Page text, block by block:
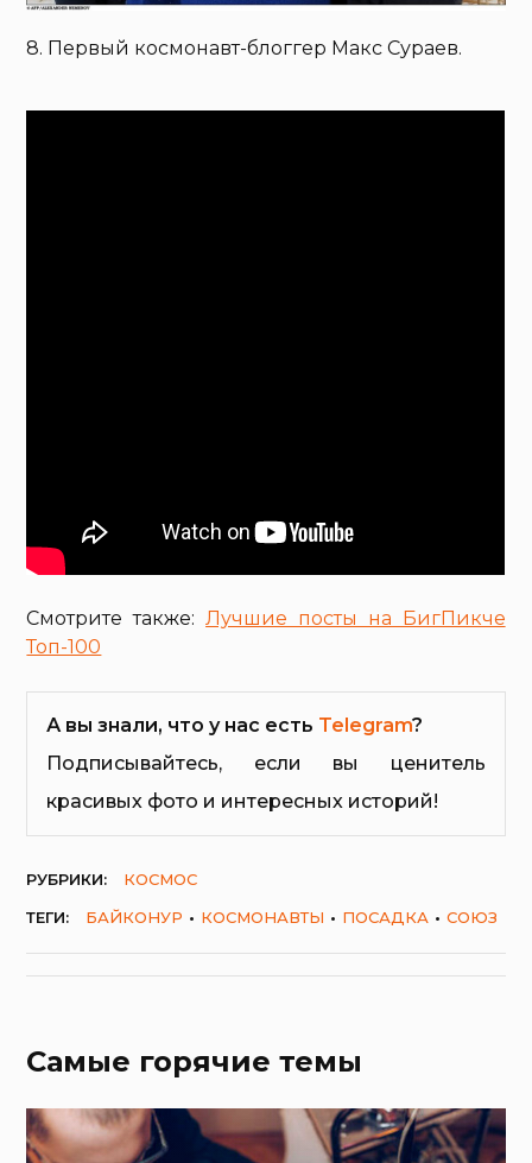
8. Первый космонавт-блоггер Макс Сураев.
Смотрите также:Лучшие посты на БигПикче
Топ-100
А вы знали, что у нас есть Telegram?
Подписывайтесь, если вы ценитель
красивых фото и интересных историй!
РУБРИКИ:
КОСМОС
ТЕГИ:
БАЙКОНУР КОСМОНАВТЫ ПОСАДКА СОЮЗ
Самые горячие темы